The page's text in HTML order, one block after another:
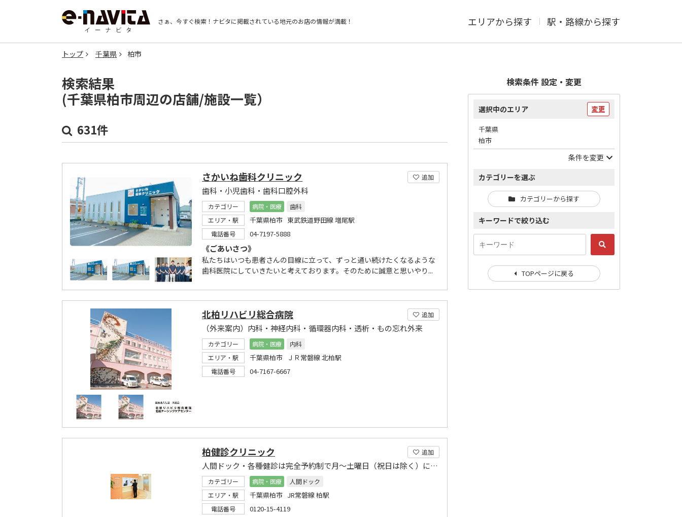
さぁ、今すぐ検索！ ナビタに掲載されている地元のお店の情報が満載！ エリアから探す 駅・路線から探す
トップ 千葉県 柏市
検索結果
(千葉県柏市周辺の店舗/施設一覧）
631件
追加
さかいね歯科クリニック
歯科・小児歯科・歯科口腔外科
カテゴリー 病院・医療
歯科
エリア・駅
千葉県柏市 東武鉄道野田線 増尾駅
電話番号 04-7197-5888
《ごあいさつ》
私たちはいつも患者さんの目線に立って、ずっと通い続けたくなるような
歯科医院にしていきたいと考えております。そのために誠意と思いやり...
追加
北柏リハビリ総合病院
（外来案内）内科・神経内科・循環器内科・透析・もの忘れ外来
カテゴリー 病院・医療
内科
エリア・駅
千葉県柏市 ＪＲ常磐線 北柏駅
電話番号 04-7167-6667
追加
柏健診クリニック
人間ドック・各種健診は完全予約制で月～土曜日（祝日は除く）に営業しております。
カテゴリー 病院・医療
人間ドック
エリア・駅
千葉県柏市 JR常磐線 柏駅
電話番号 0120-15-4119
検索条件 設定・変更
選択中のエリア 変更
千葉県
柏市
条件を変更
カテゴリーを選ぶ
カテゴリーから探す
キーワードで絞り込む
TOPページに戻る